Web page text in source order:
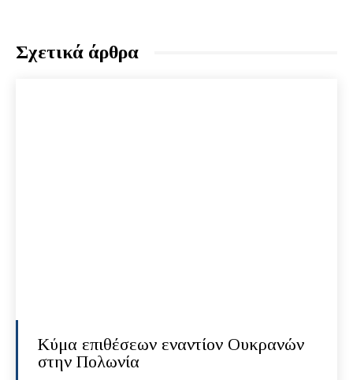
Σχετικά άρθρα
Κύμα επιθέσεων εναντίον Ουκρανών
στην Πολωνία